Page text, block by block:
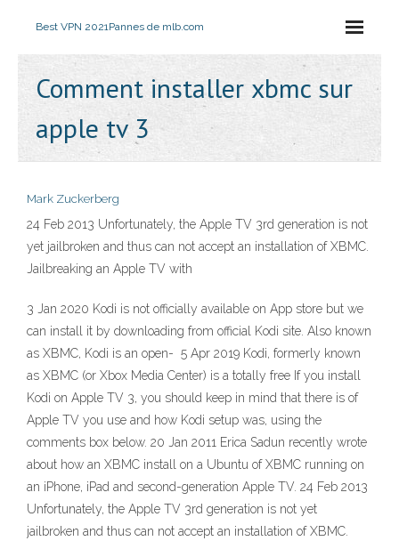
Best VPN 2021Pannes de mlb.com
Comment installer xbmc sur
apple tv 3
Mark Zuckerberg
24 Feb 2013 Unfortunately, the Apple TV 3rd generation is not
yet jailbroken and thus can not accept an installation of XBMC.
Jailbreaking an Apple TV with
3 Jan 2020 Kodi is not officially available on App store but we
can install it by downloading from official Kodi site. Also known
as XBMC, Kodi is an open- 5 Apr 2019 Kodi, formerly known
as XBMC (or Xbox Media Center) is a totally free If you install
Kodi on Apple TV 3, you should keep in mind that there is of
Apple TV you use and how Kodi setup was, using the
comments box below. 20 Jan 2011 Erica Sadun recently wrote
about how an XBMC install on a Ubuntu of XBMC running on
an iPhone, iPad and second-generation Apple TV. 24 Feb 2013
Unfortunately, the Apple TV 3rd generation is not yet
jailbroken and thus can not accept an installation of XBMC.